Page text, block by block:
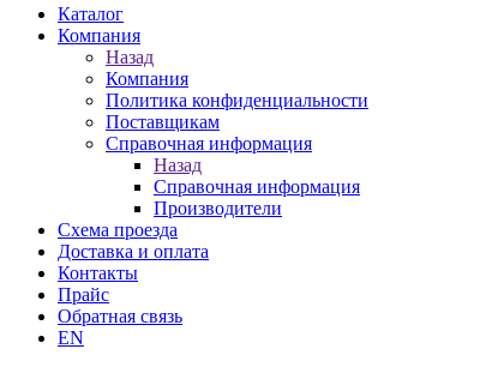
Каталог
Компания
Назад
Компания
Политика конфиденциальности
Поставщикам
Справочная информация
Назад
Справочная информация
Производители
Схема проезда
Доставка и оплата
Контакты
Прайс
Обратная связь
EN